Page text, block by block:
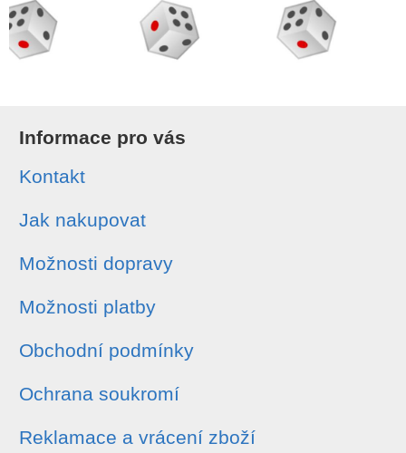
Informace pro vás
Kontakt
Jak nakupovat
Možnosti dopravy
Možnosti platby
Obchodní podmínky
Ochrana soukromí
Reklamace a vrácení zboží